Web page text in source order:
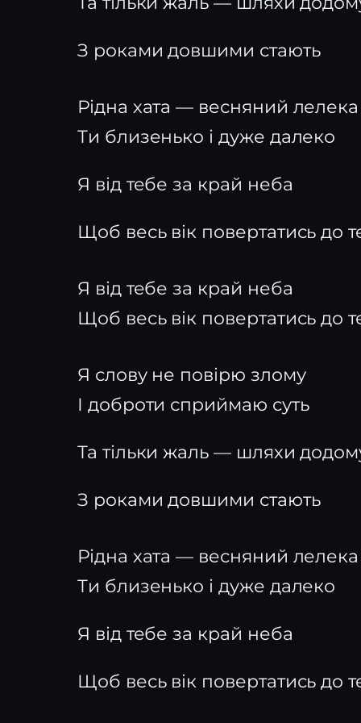
З роками довшими стають
Рідна хата — весняний лелека
Ти близенько і дуже далеко
Я від тебе за край неба
Щоб весь вік повертатись до
Я від тебе за край неба
Щоб весь вік повертатись до
Я слову не повірю злому
І доброти сприймаю суть
Та тільки жаль — шляхи
З роками довшими стають
Рідна хата — весняний лелека
Ти близенько і дуже далеко
Я від тебе за край неба
Щоб весь вік повертатись до